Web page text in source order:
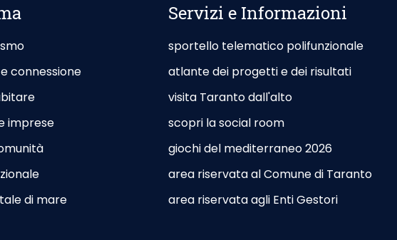
connessione
imprese
Outdoor Site - Opening in New Card
di mare Outdoor Site - Opening in New Card
Servizi e Informazioni
sportello telematico polifunzionale
atlante dei progetti e dei risultati
visita Taranto dall'alto
scopri la social room
giochi del mediterraneo 2026
area riservata al Comune di Taranto
area riservata agli Enti Gestori